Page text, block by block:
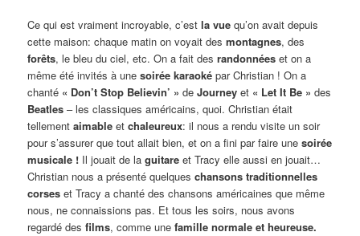
Ce qui est vraiment incroyable, c’estla vue qu’on avait depuis
cette maison: chaque matin on voyait desmontagnes, des
forêts, le bleu du ciel, etc. On a fait desrandonnées et on a
même été invités à unesoirée karaoké par Christian ! On a
chanté « Don’t Stop Believin’ » deJourney et « Let It Be » des
Beatles – les classiques américains, quoi. Christian était
tellementaimable etchaleureux: il nous a rendu visite un soir
pour s’assurer que tout allait bien, et on a fini par faire unesoirée
musicale ! Il jouait de laguitare et Tracy elle aussi en jouait…
Christian nous a présenté quelqueschansons traditionnelles
corses et Tracy a chanté des chansons américaines que même
nous, ne connaissions pas. Et tous les soirs, nous avons
regardé desfilms, comme unefamille normale et heureuse.